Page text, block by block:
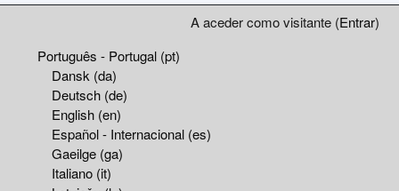
Blocos adicionaisA aceder como visitante (Entrar)
Português - Portugal ‎(pt)‎
Dansk ‎(da)‎
Deutsch ‎(de)‎
English ‎(en)‎
Español - Internacional ‎(es)‎
Gaeilge ‎(ga)‎
Italiano ‎(it)‎